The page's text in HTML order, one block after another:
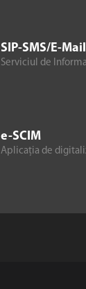
SIP-SMS/E-Mail
Serviciul de
e-SCIM
Aplicația de